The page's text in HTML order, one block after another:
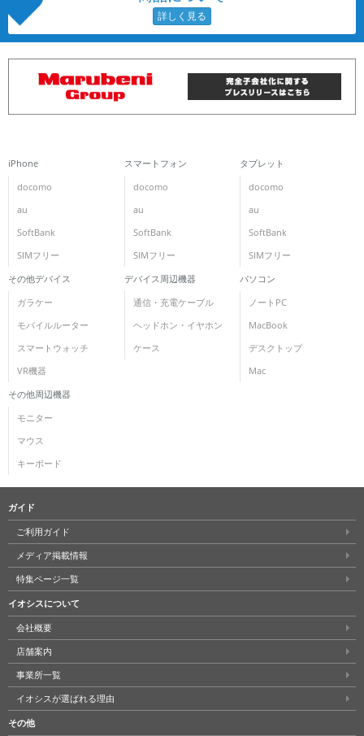
iPhone
docomo
au
SoftBank
SIMフリー
スマートフォン
docomo
au
SoftBank
SIMフリー
タブレット
docomo
au
SoftBank
SIMフリー
その他デバイス
ガラケー
モバイルルーター
スマートウォッチ
VR機器
デバイス周辺機器
通信・充電ケーブル
ヘッドホン・イヤホン
ケース
パソコン
ノートPC
MacBook
デスクトップ
Mac
その他周辺機器
モニター
マウス
キーボード
ガイド
ご利用ガイド
メディア掲載情報
特集ページ一覧
イオシスについて
会社概要
店舗案内
事業所一覧
イオシスが選ばれる理由
その他